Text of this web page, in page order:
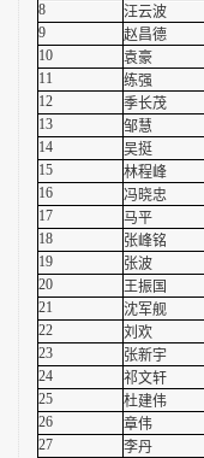
8
汪云波
9
赵昌德
10
袁豪
11
练强
12
季长茂
13
邹慧
14
吴挺
15
林程峰
16
冯晓忠
17
马平
18
张峰铭
19
张波
20
王振国
21
沈军舰
22
刘欢
23
张新宇
24
祁文轩
25
杜建伟
26
章伟
27
李丹